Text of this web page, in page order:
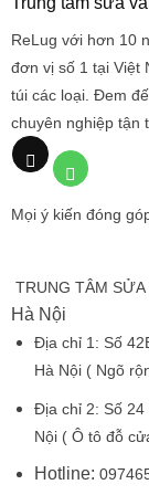
ReLug với hơn 10
đơn vị số 1 tại Việt
túi các loại. Đem
chuyên nghiệp tận
Mọi ý kiến đóng
TRUNG TÂM SỬA
Hà Nội
Địa chỉ 1: Số
Hà Nội ( Ngõ
Địa chỉ 2: Số
Nội( Ô tô đỗ
Hotline: